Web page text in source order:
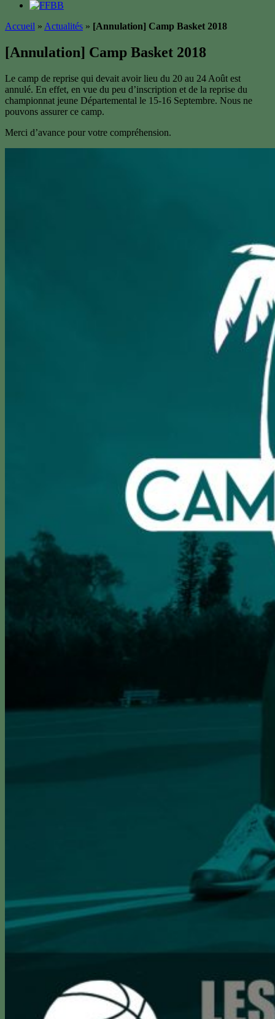
Accueil » Actualités » [Annulation] Camp Basket 2018
[Annulation] Camp Basket 2018
Le camp de reprise qui devait avoir lieu du 20 au 24 Août est
annulé. En effet, en vue du peu d’inscription et de la reprise du
championnat jeune Départemental le 15-16 Septembre. Nous ne
pouvons assurer ce camp.
Merci d’avance pour votre compréhension.